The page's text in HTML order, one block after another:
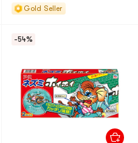
Gold Seller
-54%